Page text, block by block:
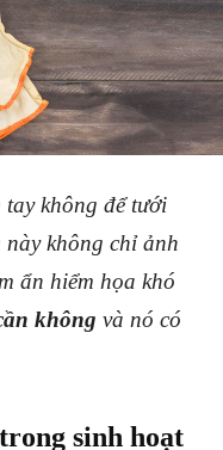
không để tưới
không chỉ ảnh
ẩn hiểm họa khó
không và nó có
sinh hoạt